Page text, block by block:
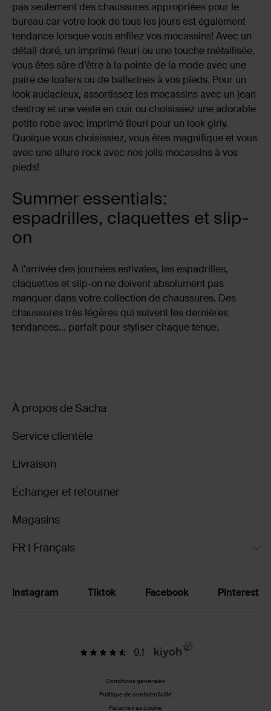
pas seulement des chaussures appropriées pour le
bureau car votre look de tous les jours est également
tendance lorsque vous enfilez vos mocassins! Avec un
détail doré, un imprimé fleuri ou une touche métallisée,
vous êtes sûre d’être à la pointe de la mode avec une
paire de loafers ou de ballerines à vos pieds. Pour un
look audacieux, assortissez les mocassins avec un jean
destroy et une veste en cuir ou choisissez une adorable
petite robe avec imprimé fleuri pour un look girly.
Quoique vous choisissiez, vous êtes magnifique et vous
avec une allure rock avec nos jolis mocassins à vos
pieds!
Summer essentials:
espadrilles, claquettes et slip-
on
À l'arrivée des journées estivales, les espadrilles,
claquettes et slip-on ne doivent absolument pas
manquer dans votre collection de chaussures. Des
chaussures très légères qui suivent les dernières
tendances… parfait pour styliser chaque tenue.
À propos de Sacha
Service clientèle
Livraison
Échanger et retourner
Magasins
FR | Français
Instagram Tiktok Facebook Pinterest
9.1
Conditions générales
Politique de confidentialité
Paramètres cookie